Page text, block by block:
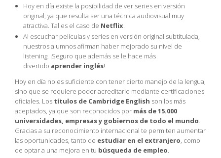
Hoy en día existe la posibilidad de ver series en versión
original, ya que resulta ser una técnica audiovisual muy
atractiva. Tal es el caso de Netflix.
Al escuchar películas y series en versión original subtitulada,
nuestros alumnos afirman haber mejorado su nivel de
listening. ¡Seguro que además se le hace más
divertido aprender inglés!
Hoy en día no es suficiente con tener cierto manejo de la lengua,
sino que se requiere poder acreditarlo mediante certificaciones
oficiales. Los títulos de Cambridge English son los más
aceptados, ya que son reconocidos por más de 15.000
universidades, empresas y gobiernos de todo el mundo.
Gracias a su reconocimiento internacional te permiten aumentar
las oportunidades, tanto de estudiar en el extranjero, como
de optar a una mejora en tu búsqueda de empleo.